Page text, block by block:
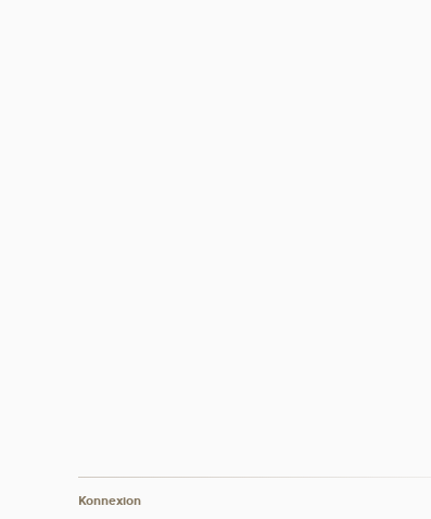
Konnexion